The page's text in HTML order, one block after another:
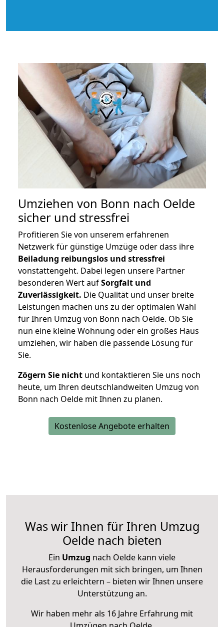
Umziehen von Bonn nach Oelde
sicher und stressfrei
Profitieren Sie von unserem erfahrenen
Netzwerk für günstige Umzüge oder dass ihre
Beiladung reibungslos und stressfrei
vonstattengeht. Dabei legen unsere Partner
besonderen Wert aufSorgfalt und
Zuverlässigkeit. Die Qualität und unser breite
Leistungen machen uns zu der optimalen Wahl
für Ihren Umzug von Bonn nach Oelde. Ob Sie
nun eine kleine Wohnung oder ein großes Haus
umziehen, wir haben die passende Lösung für
Sie.
Zögern Sie nicht und kontaktieren Sie uns noch
heute, um Ihren deutschlandweiten Umzug von
Bonn nach Oelde mit Ihnen zu planen.
Kostenlose Angebote erhalten
Was wir Ihnen für Ihren Umzug
Oelde nach bieten
Ein Umzug nach Oelde kann viele
Herausforderungen mit sich bringen, um Ihnen
die Last zu erleichtern – bieten wir Ihnen unsere
Unterstützung an.
Wir haben mehr als 16 Jahre Erfahrung mit